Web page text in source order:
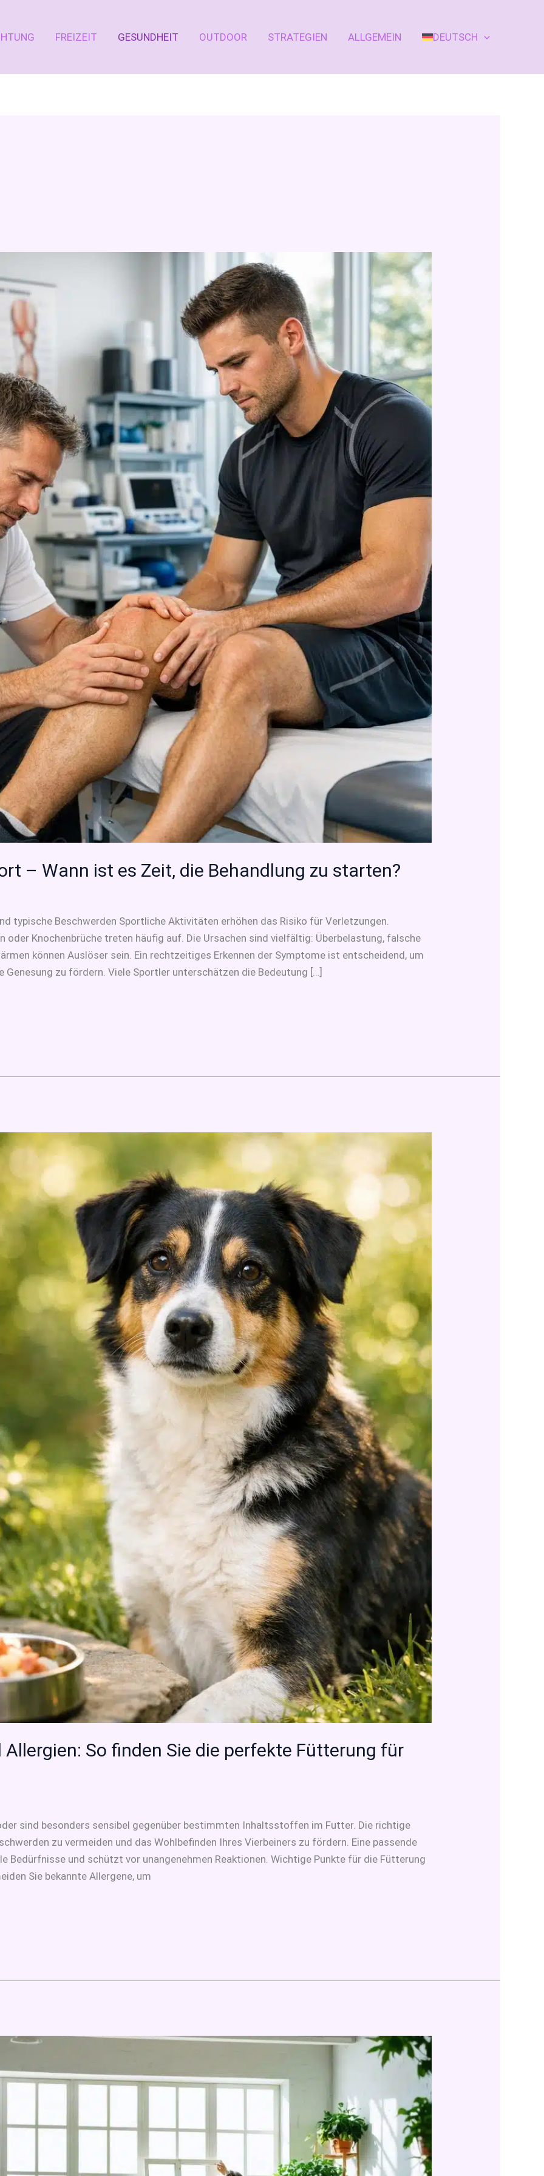
FREIZEIT GESUNDHEIT OUTDOOR STRATEGIEN ALLGEMEIN DEUTSCH
– Wann ist es Zeit, die Behandlung zu starten?
typische Beschwerden Sportliche Aktivitäten erhöhen das Risiko für Verletzungen.
oder Knochenbrüche treten häufig auf. Die Ursachen sind vielfältig: Überbelastung, falsche
können Auslöser sein. Ein rechtzeitiges Erkennen der Symptome ist entscheidend, um
Genesung zu fördern. Viele Sportler unterschätzen die Bedeutung […]
Allergien: So finden Sie die perfekte Fütterung für
sind besonders sensibel gegenüber bestimmten Inhaltsstoffen im Futter. Die richtige
zu vermeiden und das Wohlbefinden Ihres Vierbeiners zu fördern. Eine passende
Bedürfnisse und schützt vor unangenehmen Reaktionen. Wichtige Punkte für die Fütterung
Sie bekannte Allergene, um